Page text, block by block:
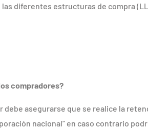
diferentes estructuras de compra
compradores?
debe asegurarse que se realice la
nacional” en caso contrario